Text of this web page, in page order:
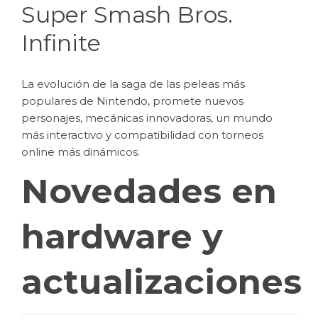
Super Smash Bros.
Infinite
La evolución de la saga de las peleas más
populares de Nintendo, promete nuevos
personajes, mecánicas innovadoras, un mundo
más interactivo y compatibilidad con torneos
online más dinámicos.
Novedades en
hardware y
actualizaciones